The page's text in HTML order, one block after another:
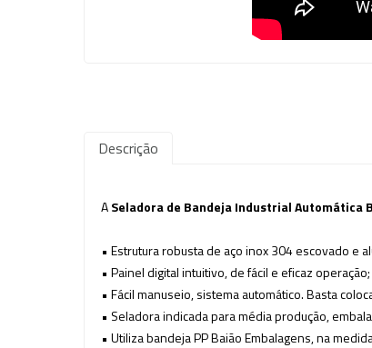
Descrição
ASeladora de Bandeja Industrial Automática
• Estrutura robusta de aço inox 304 escovado e
• Painel digital intuitivo, de fácil e eficaz operação;
• Fácil manuseio, sistema automático. Basta
• Seladora indicada para média produção,
• Utiliza bandeja PP Baião Embalagens, na